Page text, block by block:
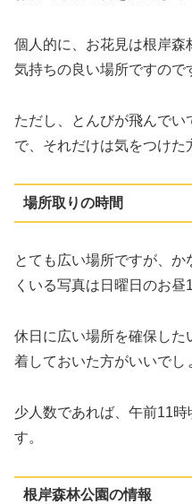
個人的に、お花見は根岸森
気持ちの良い場所ですので
ただし、とんびが飛んで
で、それだけは気をつけた
場所取りの時間
とても広い場所ですが、
くいる写真は日曜日のお昼
休日に広い場所を確保した
着しておいた方がいいでし
少人数であれば、午前11
す。
根岸森林公園の情報